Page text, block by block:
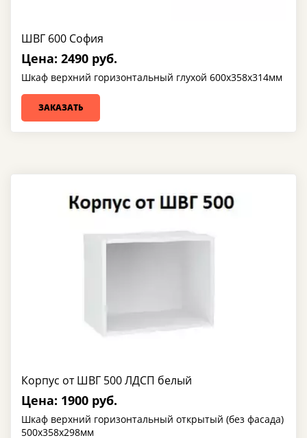
ШВГ 600 София
Цена: 2490 руб.
Шкаф верхний горизонтальный глухой 600х358х314мм
ЗАКАЗАТЬ
Корпус от ШВГ 500 ЛДСП белый
Цена: 1900 руб.
Шкаф верхний горизонтальный открытый (без фасада)
500х358х298мм